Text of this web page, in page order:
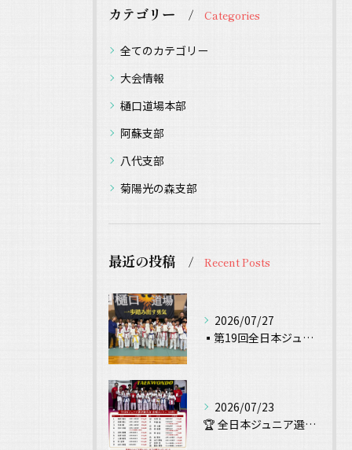
カテゴリー Categories
全てのカテゴリー
大会情報
樋口道場本部
阿蘇支部
八代支部
菊陽光の森支部
最近の投稿 Recent Posts
2026/07/27
▪️第19回全日本ジュニアテコンドー選手権 試合結果▪️
2026/07/23
🏆 全日本ジュニア選手権大会 出場！ 🥋